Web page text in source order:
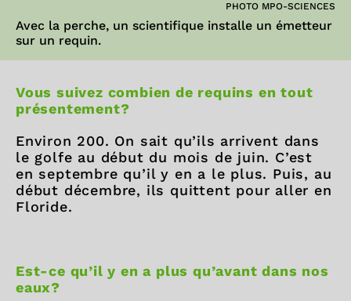
PHOTO MPO-SCIENCES
Avec la perche, un scientifique installe un émetteur
sur un requin.
Vous suivez combien de requins en tout
présentement?
Environ 200. On sait qu’ils arrivent dans
le golfe au début du mois de juin. C’est
en septembre qu’il y en a le plus. Puis, au
début décembre, ils quittent pour aller en
Floride.
Est-ce qu’il y en a plus qu’avant dans nos
eaux?